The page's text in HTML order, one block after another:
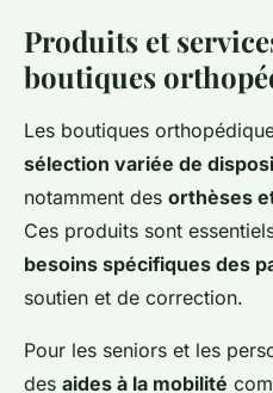
Produits et
boutiques
Les boutiques
sélection variée de
notamment des orthèses
Ces produits sont
besoins spécifiques des
soutien et de correction.
Pour les seniors et les
des aides à la mobilité